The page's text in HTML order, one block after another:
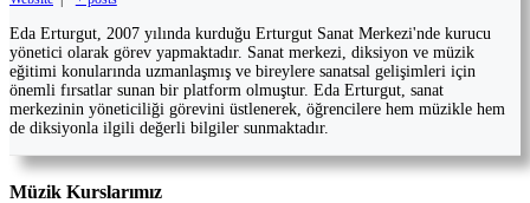
Eda Erturgut, 2007 yılında kurduğu Erturgut Sanat Merkezi'nde kurucu
yönetici olarak görev yapmaktadır. Sanat merkezi, diksiyon ve müzik
eğitimi konularında uzmanlaşmış ve bireylere sanatsal gelişimleri için
önemli fırsatlar sunan bir platform olmuştur. Eda Erturgut, sanat
merkezinin yöneticiliği görevini üstlenerek, öğrencilere hem müzikle hem
de diksiyonla ilgili değerli bilgiler sunmaktadır.
Müzik Kurslarımız